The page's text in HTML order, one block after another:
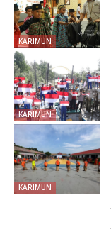
KARIMUN
KARIMUN
KARIMUN